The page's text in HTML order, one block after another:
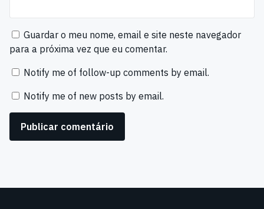
Guardar o meu nome, email e site neste navegador
para a próxima vez que eu comentar.
Notify me of follow-up comments by email.
Notify me of new posts by email.